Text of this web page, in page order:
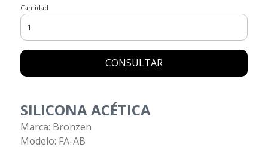
Cantidad
CONSULTAR
SILICONA ACÉTICA
Marca: Bronzen
Modelo: FA-AB